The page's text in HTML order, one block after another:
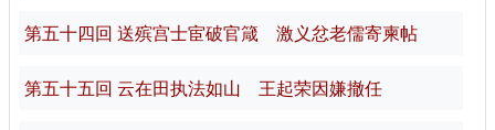
第五十四回 送殡宫士宦破官箴 激义忿老儒寄柬帖
第五十五回 云在田执法如山 王起荣因嫌撤任